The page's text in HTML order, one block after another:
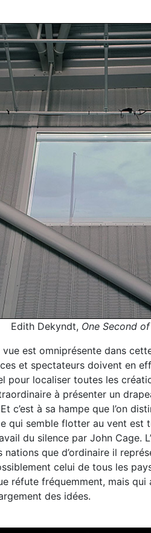
Edith Dekyndt, One Second
est omniprésente dans
et spectateurs doivent en
pour localiser toutes les
à présenter un
c’est à sa hampe que l’on
qui semble flotter au vent est
du silence par John Cage.
nations que d’ordinaire il
celui de tous les
réfute fréquemment, mais
des idées.